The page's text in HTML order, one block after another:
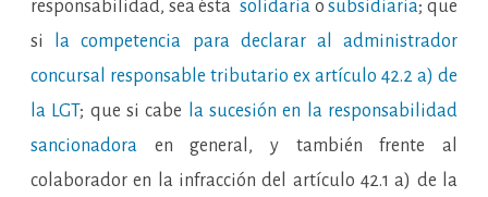
responsabilidad, sea ésta solidariaosubsidiaria; que
si
la competencia para declarar al administrador
concursal responsable tributario ex artículo 42.2 a) de
la LGT; que si cabe
la sucesión en la responsabilidad
sancionadora en general, y también frente al
colaborador en la infracción del artículo 42.1 a) de la